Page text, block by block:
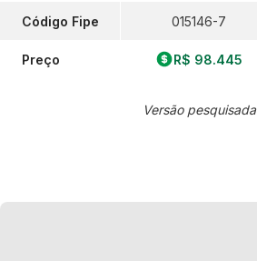
Código Fipe
Preço
015146-7
R$ 98.445
Versão pesquisada